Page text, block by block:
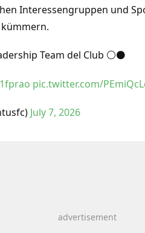
Interessengruppen und
Team del Club ⚪⚫
pic.twitter.com/
July 7, 2026